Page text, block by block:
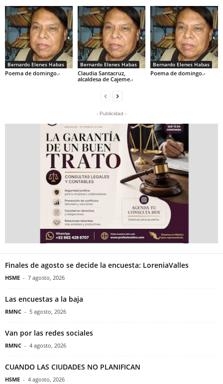
Bernardo Elenes Habas
Poema de domingo.-
Bernardo Elenes Habas
Claudia Santacruz,
alcaldesa de Cajeme.-
Bernardo Elenes Habas
Poema de domingo.-
- Publicidad -
Finales de agosto se decide la encuesta: LoreniaValles
HSME - 7 agosto, 2026
Las encuestas a la baja
RMNC - 5 agosto, 2026
Van por las redes sociales
RMNC - 4 agosto, 2026
CUANDO LAS CIUDADES NO PLANIFICAN
HSME - 4 agosto, 2026